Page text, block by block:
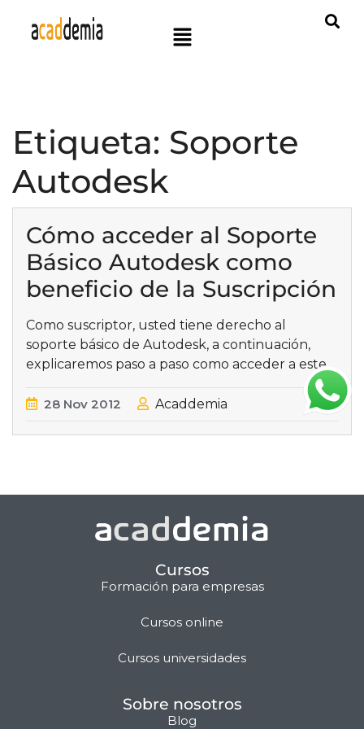
Etiqueta: Soporte
Autodesk
Cómo acceder al Soporte
Básico Autodesk como
beneficio de la Suscripción
Como suscriptor, usted tiene derecho al
soporte básico de Autodesk, a continuación,
explicaremos paso a paso como acceder a este
28 Nov 2012 Acaddemia
Cursos
Formación para empresas
Cursos online
Cursos universidades
Sobre nosotros
Blog